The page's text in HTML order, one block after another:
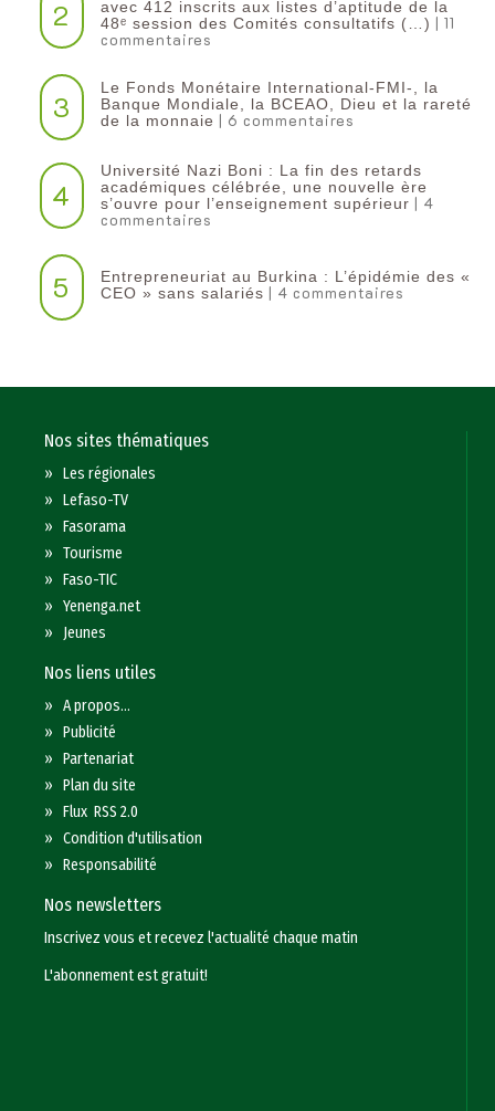
2
avec 412 inscrits aux listes d’aptitude de la
48ᵉ session des Comités consultatifs (…) | 11
commentaires
3
Le Fonds Monétaire International-FMI-, la
Banque Mondiale, la BCEAO, Dieu et la rareté
de la monnaie | 6 commentaires
4
Université Nazi Boni : La fin des retards
académiques célébrée, une nouvelle ère
s’ouvre pour l’enseignement supérieur | 4
commentaires
5
Entrepreneuriat au Burkina : L’épidémie des «
CEO » sans salariés | 4 commentaires
Nos sites thématiques
»Les régionales
»Lefaso-TV
»Fasorama
»Tourisme
»Faso-TIC
»Yenenga.net
» Jeunes
Nos liens utiles
»A propos...
»Publicité
»Partenariat
»Plan du site
»Flux RSS 2.0
»Condition d'utilisation
»Responsabilité
Nos newsletters
Inscrivez vous et recevez l'actualité chaque matin
L'abonnement est gratuit!